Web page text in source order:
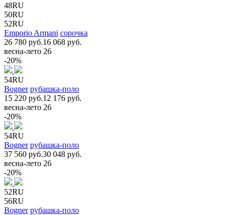
48RU
50RU
52RU
Emporio Armani сорочка
26 780 руб.16 068 руб.
весна-лето 26
-20%
54RU
Bogner рубашка-поло
15 220 руб.12 176 руб.
весна-лето 26
-20%
54RU
Bogner рубашка-поло
37 560 руб.30 048 руб.
весна-лето 26
-20%
52RU
56RU
Bogner рубашка-поло